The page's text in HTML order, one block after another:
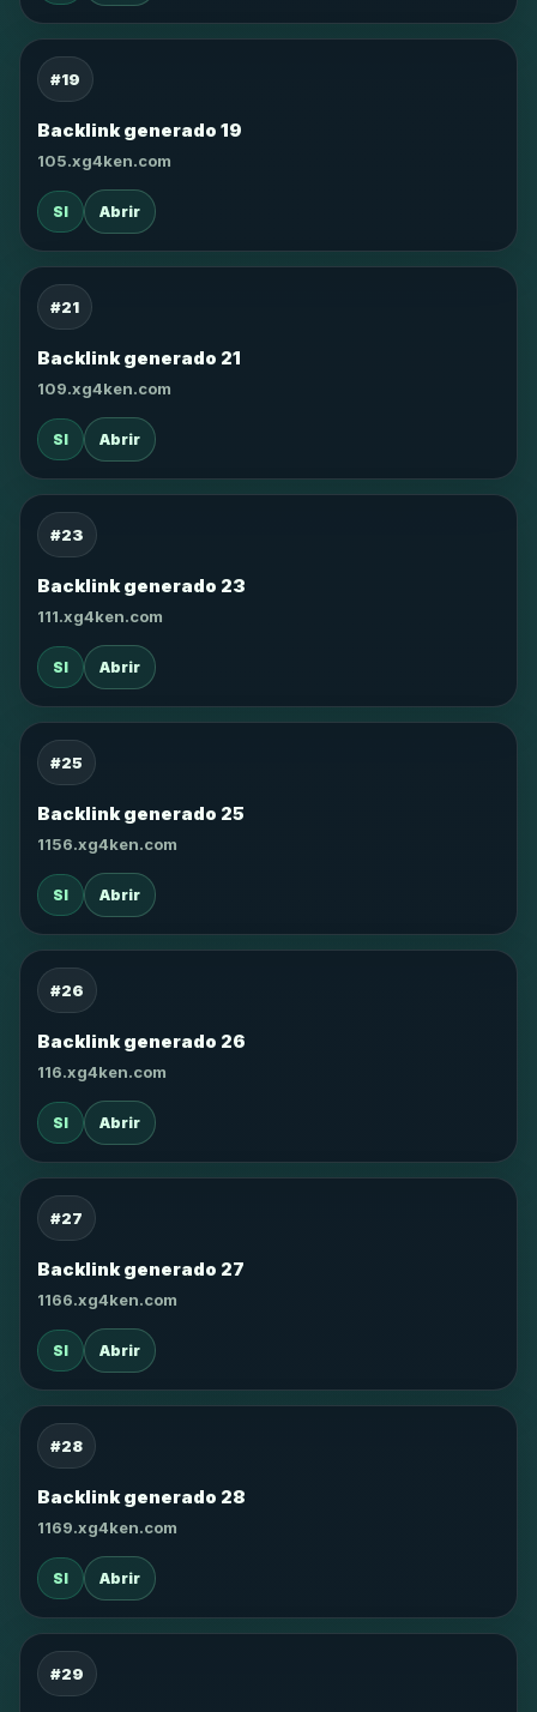
#19
Backlink generado 19
105.xg4ken.com
SI Abrir
#21
Backlink generado 21
109.xg4ken.com
SI Abrir
#23
Backlink generado 23
111.xg4ken.com
SI Abrir
#25
Backlink generado 25
1156.xg4ken.com
SI Abrir
#26
Backlink generado 26
116.xg4ken.com
SI Abrir
#27
Backlink generado 27
1166.xg4ken.com
SI Abrir
#28
Backlink generado 28
1169.xg4ken.com
SI Abrir
#29